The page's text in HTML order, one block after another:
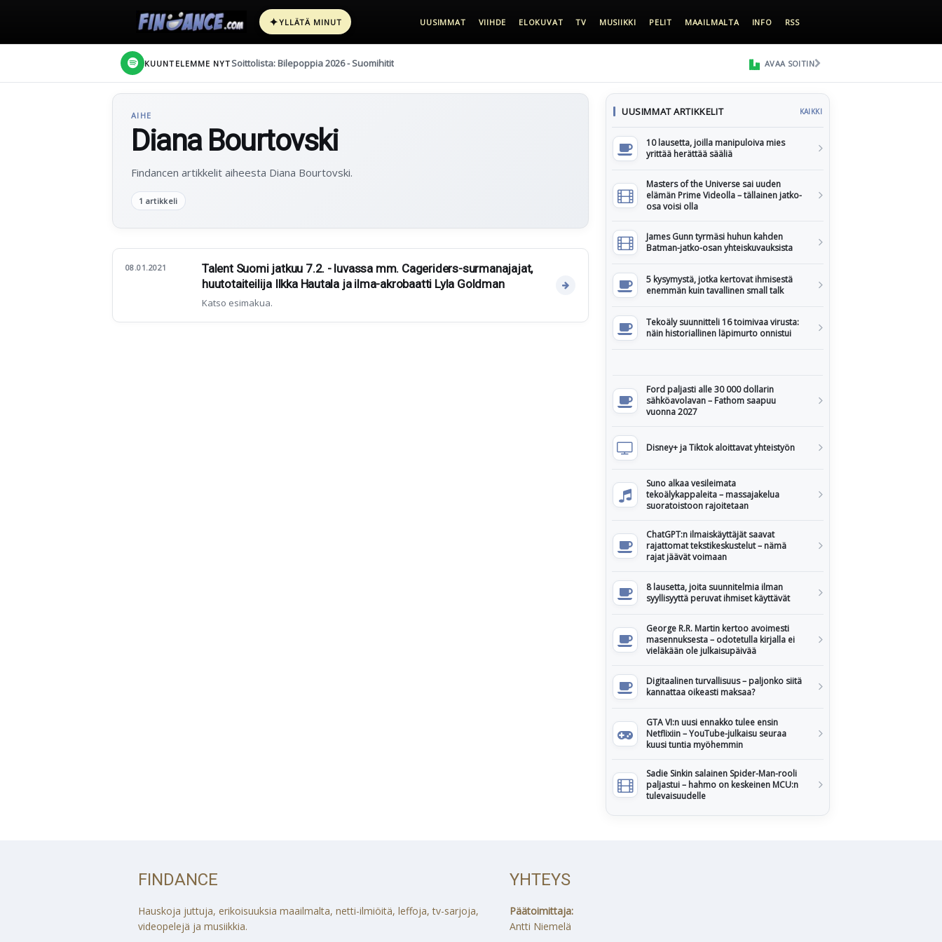
✦YLLÄTÄ MINUT UUSIMMAT VIIHDE ELOKUVAT TV MUSIIKKI PELIT MAAILMALTA INFO RSS
KUUNTELEMME NYT Soittolista: Bilepoppia 2026 - Suomihitit AVAA SOITIN
AIHE
Diana Bourtovski
Findancen artikkelit aiheesta Diana Bourtovski.
1 artikkeli
08.01.2021
Talent Suomi jatkuu 7.2. - luvassa mm. Cageriders-surmanajajat,
huutotaiteilija Ilkka Hautala ja ilma-akrobaatti Lyla Goldman
Katso esimakua.
UUSIMMAT ARTIKKELIT KAIKKI
10 lausetta, joilla manipuloiva mies
yrittää herättää sääliä
Masters of the Universe sai uuden
elämän Prime Videolla – tällainen jatko-
osa voisi olla
James Gunn tyrmäsi huhun kahden
Batman-jatko-osan yhteiskuvauksista
5 kysymystä, jotka kertovat ihmisestä
enemmän kuin tavallinen small talk
Tekoäly suunnitteli 16 toimivaa virusta:
näin historiallinen läpimurto onnistui
Ford paljasti alle 30 000 dollarin
sähköavolavan – Fathom saapuu
vuonna 2027
Disney+ ja Tiktok aloittavat yhteistyön
Suno alkaa vesileimata
tekoälykappaleita – massajakelua
suoratoistoon rajoitetaan
ChatGPT:n ilmaiskäyttäjät saavat
rajattomat tekstikeskustelut – nämä
rajat jäävät voimaan
8 lausetta, joita suunnitelmia ilman
syyllisyyttä peruvat ihmiset käyttävät
George R.R. Martin kertoo avoimesti
masennuksesta – odotetulla kirjalla ei
vieläkään ole julkaisupäivää
Digitaalinen turvallisuus – paljonko siitä
kannattaa oikeasti maksaa?
GTA VI:n uusi ennakko tulee ensin
Netflixiin – YouTube-julkaisu seuraa
kuusi tuntia myöhemmin
Sadie Sinkin salainen Spider-Man-rooli
paljastui – hahmo on keskeinen MCU:n
tulevaisuudelle
FINDANCE
Hauskoja juttuja, erikoisuuksia maailmalta, netti-ilmiöitä, leffoja, tv-sarjoja,
videopelejä ja musiikkia.
YHTEYS
Päätoimittaja:
Antti Niemelä